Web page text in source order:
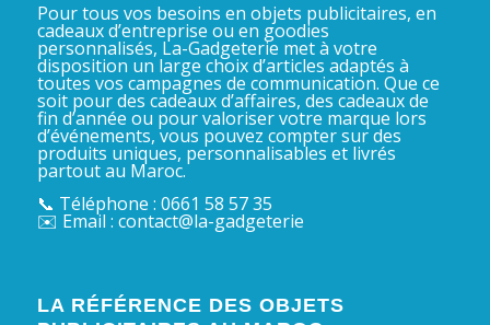
Pour tous vos besoins en objets publicitaires, en
cadeaux d’entreprise ou en goodies
personnalisés, La-Gadgeterie met à votre
disposition un large choix d’articles adaptés à
toutes vos campagnes de communication. Que ce
soit pour des cadeaux d’affaires, des cadeaux de
fin d’année ou pour valoriser votre marque lors
d’événements, vous pouvez compter sur des
produits uniques, personnalisables et livrés
partout au Maroc.
📞 Téléphone : 0661 58 57 35
✉️ Email : contact@la-gadgeterie
LA RÉFÉRENCE DES OBJETS